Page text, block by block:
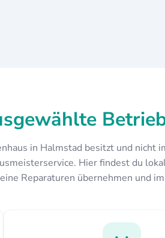
in Halmstad besitzt und nicht
Hier findest du
Reparaturen übernehmen und